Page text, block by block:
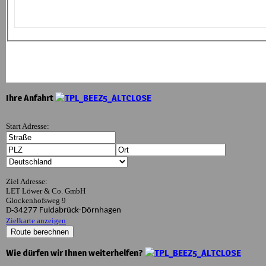
Ihre Anfahrt
Start Adresse:
Ziel Adresse:
LET Löwer & Co. GmbH
Glockenhofsweg 9
D-34277 Fuldabrück-Dörnhagen
Zielkarte anzeigen
Wie dürfen wir Ihnen weiterhelfen?